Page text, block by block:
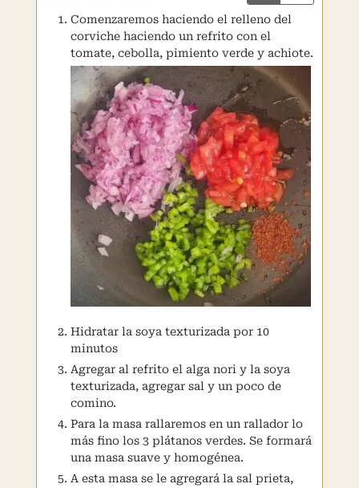
Comenzaremos haciendo el relleno del
corviche haciendo un refrito con el
tomate, cebolla, pimiento verde y achiote.
Hidratar la soya texturizada por 10
minutos
Agregar al refrito el alga nori y la soya
texturizada, agregar sal y un poco de
comino.
Para la masa rallaremos en un rallador lo
más fino los 3 plátanos verdes. Se formará
una masa suave y homogénea.
A esta masa se le agregará la sal prieta,